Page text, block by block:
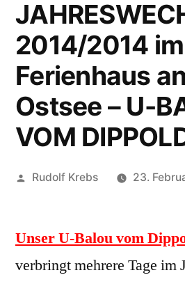
2014/2014
Ferienhaus
Ostsee – U-
VOM
Veröffentlicht
Rudolf Krebs 23.
Unser U-Balou vom
verbringt mehrere Tage im